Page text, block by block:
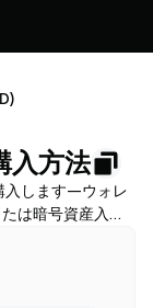
入方法
入します—ウォレ
は暗号資産入金
ガス代とスリッ
学んでください。